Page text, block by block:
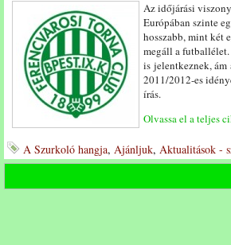
Az időjárási
Európában szinte
hosszabb, mint két
megáll a
is jelentkeznek, ám
2011/2012-es
írás.
Olvassa el a teljes
A Szurkoló hangja, Ajánljuk, Aktualitások -